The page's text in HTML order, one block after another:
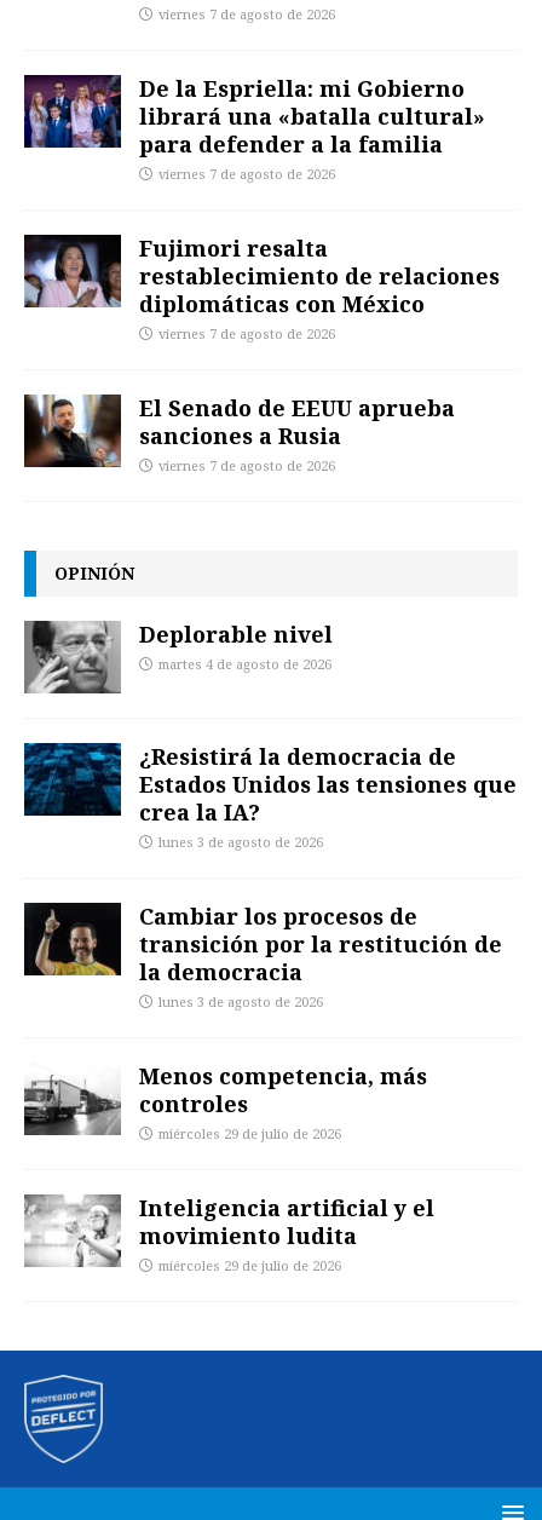
viernes 7 de agosto de 2026
De la Espriella: mi Gobierno
librará una «batalla cultural»
para defender a la familia
viernes 7 de agosto de 2026
Fujimori resalta
restablecimiento de relaciones
diplomáticas con México
viernes 7 de agosto de 2026
El Senado de EEUU aprueba
sanciones a Rusia
viernes 7 de agosto de 2026
OPINIÓN
Deplorable nivel
martes 4 de agosto de 2026
¿Resistirá la democracia de
Estados Unidos las tensiones que
crea la IA?
lunes 3 de agosto de 2026
Cambiar los procesos de
transición por la restitución de
la democracia
lunes 3 de agosto de 2026
Menos competencia, más
controles
miércoles 29 de julio de 2026
Inteligencia artificial y el
movimiento ludita
miércoles 29 de julio de 2026